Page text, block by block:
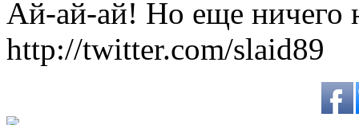
Ай-ай-ай! Но еще ничего
http://twitter.com/slaid89